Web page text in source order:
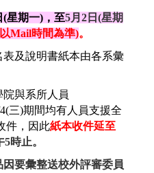
(星期一) ，至5月2 日 (星期
Mail時間為準)。
及說明書紙本由各系彙
院與系所人員
三)期間均有人員支援全
件，因此紙本收件延至
5時止。
因要彙整送校外評審委員